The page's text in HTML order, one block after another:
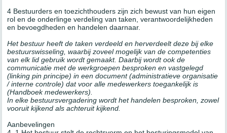
4 Bestuurders en toezichthouders zijn zich bewust van hun eigen
rol en de onderlinge verdeling van taken, verantwoordelijkheden
en bevoegdheden en handelen daarnaar.
Het bestuur heeft de taken verdeeld en herverdeelt deze bij elke
bestuurswisseling, waarbij zoveel mogelijk van de competenties
van elk lid gebruik wordt gemaakt. Daarbij wordt ook de
communicatie met de werkgroepen besproken en vastgelegd
(linking pin principe) in een document (administratieve organisatie
/ interne controle) dat voor alle medewerkers toegankelijk is
(Handboek medewerkers).
In elke bestuursvergadering wordt het handelen besproken, zowel
vooruit kijkend als achteruit kijkend.
Aanbevelingen